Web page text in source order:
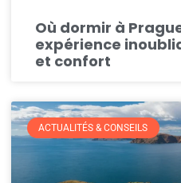
Où dormir à
expérience
et confort
ACTUALITÉS & CONSEILS